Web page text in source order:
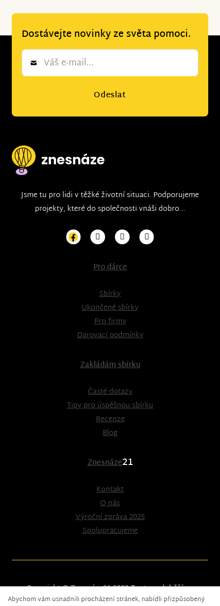
Dostávejte novinky ze světa pomoci.
Newsletter
Odeslat
Jsme tu pro lidi v těžké životní situaci. Podporujeme
projekty, které do společnosti vnáši dobro...
Pro dárce
Sbírky
Ukončené sbírky
Pro firmy
Darovací podmínky
Zakládám sbírku
Časté dotazy
Tipy pro úspěšnou sbírku
Recenze
Blog
Znesnáze21
Kontakt
O nás
Výroční zpráva 2025
Spolupracujeme
Copyright © Znesnáze21 2023Tento web běží na
solidpixels.
Abychom vám usnadnili procházení stránek, nabídli přizpůsobený